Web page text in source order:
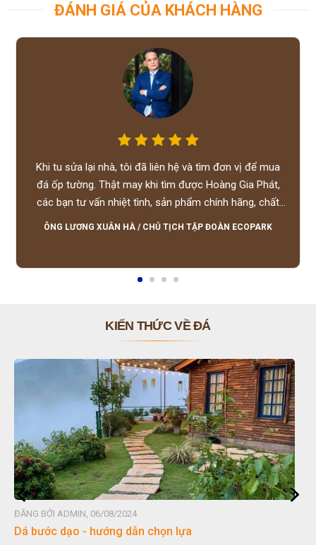
ĐÁNH GIÁ CỦA KHÁCH HÀNG
Khi tu sửa lại nhà, tôi đã liên hệ và tìm đơn vị để mua
đá ốp tường. Thật may khi tìm được Hoàng Gia Phát,
các bạn tư vấn nhiệt tình, sản phẩm chính hãng, chất
lượng tốt, giá hợp lý, hỗ trợ tận tình.
ÔNG LƯƠNG XUÂN HÀ / CHỦ TỊCH TẬP ĐOÀN ECOPARK
KIẾN THỨC VỀ ĐÁ
ĐĂNG BỞI ADMIN, 06/08/2024
Dá bước dạo - hướng dẫn chọn lựa